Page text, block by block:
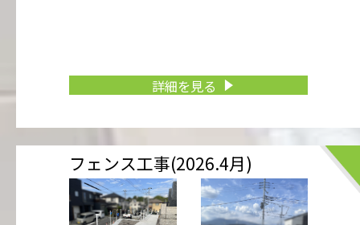
詳細を見る
フェンス工事(2026.4月)